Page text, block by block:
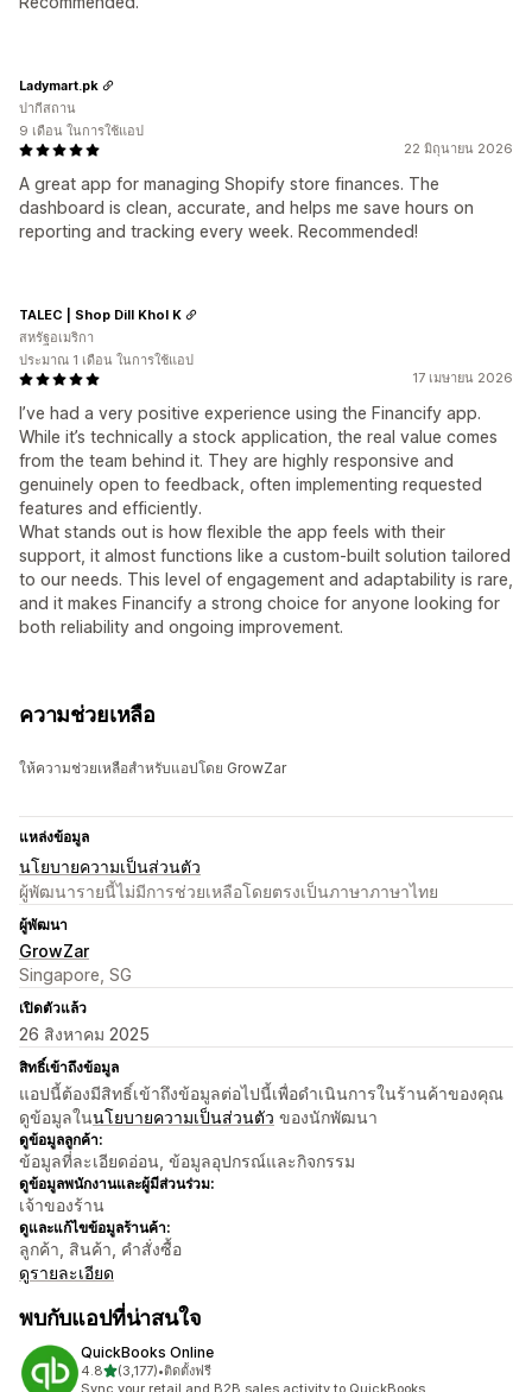
22 มิถุนายน 2026
A great app for managing Shopify store finances. The
dashboard is clean, accurate, and helps me save hours on
reporting and tracking every week. Recommended!
Ladymart.pk
ปากีสถาน
9 เดือน ในการใช้แอป
17 เมษายน 2026
I’ve had a very positive experience using the Financify app.
While it’s technically a stock application, the real value comes
from the team behind it. They are highly responsive and
genuinely open to feedback, often implementing requested
features and efficiently.
What stands out is how flexible the app feels with their
support, it almost functions like a custom-built solution tailored
to our needs. This level of engagement and adaptability is rare,
and it makes Financify a strong choice for anyone looking for
both reliability and ongoing improvement.
TALEC | Shop Dill Khol K
สหรัฐอเมริกา
ประมาณ 1 เดือน ในการใช้แอป
ความช่วยเหลือ
ให้ความช่วยเหลือสำหรับแอปโดย GrowZar
แหล่งข้อมูล
นโยบายความเป็นส่วนตัว
ผู้พัฒนารายนี้ไม่มีการช่วยเหลือโดยตรงเป็นภาษาภาษาไทย
ผู้พัฒนา
GrowZar
Singapore, SG
เปิดตัวแล้ว
26 สิงหาคม 2025
สิทธิ์เข้าถึงข้อมูล
แอปนี้ต้องมีสิทธิ์เข้าถึงข้อมูลต่อไปนี้เพื่อดำเนินการในร้านค้าของคุณ
ดูข้อมูลในนโยบายความเป็นส่วนตัว ของนักพัฒนา
ดูข้อมูลลูกค้า:
ข้อมูลที่ละเอียดอ่อน, ข้อมูลอุปกรณ์และกิจกรรม
ดูข้อมูลพนักงานและผู้มีส่วนร่วม:
เจ้าของร้าน
ดูและแก้ไขข้อมูลร้านค้า:
ลูกค้า, สินค้า, คำสั่งซื้อ
ดูรายละเอียด
พบกับแอปที่น่าสนใจ
QuickBooks Online
4.8เต็ม 5 ดาว
(3,177)
ทั้งหมด 3177 รีวิว
•ติดตั้งฟรี